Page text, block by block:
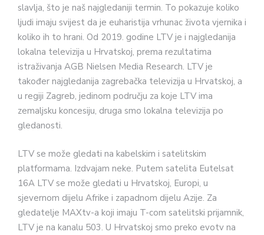
slavlja, što je naš najgledaniji termin. To pokazuje koliko
ljudi imaju svijest da je euharistija vrhunac života vjernika i
koliko ih to hrani. Od 2019. godine LTV je i najgledanija
lokalna televizija u Hrvatskoj, prema rezultatima
istraživanja AGB Nielsen Media Research. LTV je
također najgledanija zagrebačka televizija u Hrvatskoj, a
u regiji Zagreb, jedinom području za koje LTV ima
zemaljsku koncesiju, druga smo lokalna televizija po
gledanosti.
LTV se može gledati na kabelskim i satelitskim
platformama. Izdvajam neke. Putem satelita Eutelsat
16A LTV se može gledati u Hrvatskoj, Europi, u
sjevernom dijelu Afrike i zapadnom dijelu Azije. Za
gledatelje MAXtv-a koji imaju T-com satelitski prijamnik,
LTV je na kanalu 503. U Hrvatskoj smo preko evotv na